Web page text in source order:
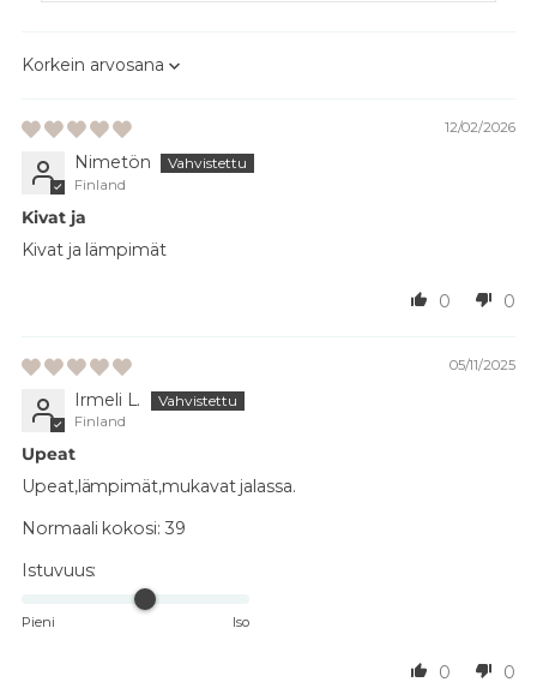
Sort by
12/02/2026
Nimetön
Finland
Kivat ja
Kivat ja lämpimät
0 0
05/11/2025
Irmeli L.
Finland
Upeat
Upeat,lämpimät,mukavat jalassa.
Normaali kokosi: 39
Istuvuus:
Pieni Iso
0 0